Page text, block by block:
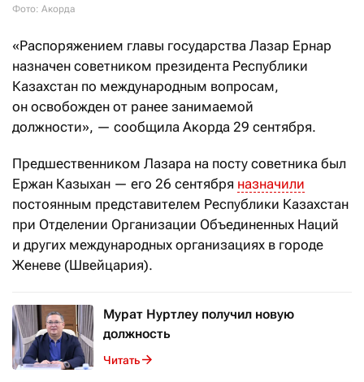
Фото: Акорда
«Распоряжением главы государства Лазар Ернар
назначен советником президента Республики
Казахстан по международным вопросам,
он освобожден от ранее занимаемой
должности», — сообщила Акорда 29 сентября.
Предшественником Лазара на посту советника был
Ержан Казыхан — его 26 сентября назначили
постоянным представителем Республики Казахстан
при Отделении Организации Объединенных Наций
и других международных организациях в городе
Женеве (Швейцария).
Мурат Нуртлеу получил новую
должность
Читать